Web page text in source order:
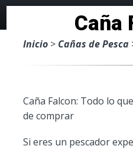
Caña
Inicio> Cañas de Pesca
Caña Falcon: Todo lo
de comprar
Si eres un pescador